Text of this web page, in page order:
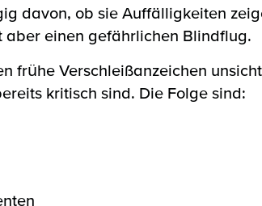
davon, ob sie Auffälligkeiten
aber einen gefährlichen Blindflug.
frühe Verschleißanzeichen
kritisch sind. Die Folge sind: